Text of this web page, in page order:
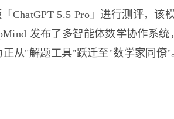
ChatGPT 5.5 Pro」进行测评，
发布了多智能体数学协作系
从"解题工具"跃迁至"数学家同僚"